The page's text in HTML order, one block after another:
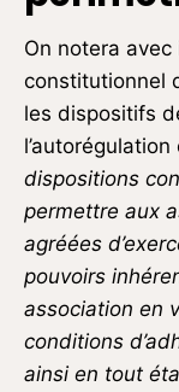
On notera
constitutionnel
les dispositifs
dispositions
permettre aux
agréées
pouvoirs
association en
conditions
ainsi en tout